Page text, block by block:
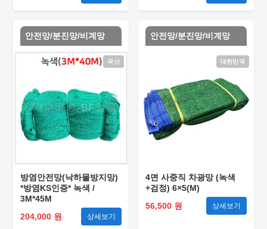
안전망/분진망/비계망
국산
방염안전망(낙하물방지망)
*방염KS인증* 녹색 /
3M*45M
204,000 원
상세보기
안전망/분진망/비계망
대한민국
4면 사중직 차광망 (녹색
+검정) 6×5(M)
56,500 원
상세보기